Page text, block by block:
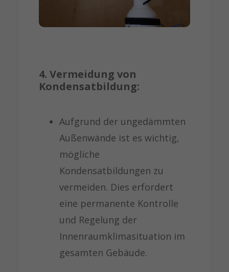
4. Vermeidung von
Kondensatbildung:
Aufgrund der ungedämmten
Außenwände ist es wichtig,
mögliche
Kondensatbildungen zu
vermeiden. Dies erfordert
eine permanente Kontrolle
und Regelung der
Innenraumklimasituation im
gesamten Gebäude.